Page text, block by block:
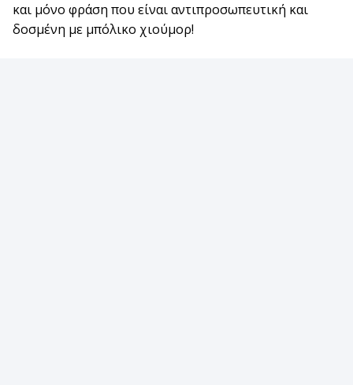
και μόνο φράση που είναι αντιπροσωπευτική και
δοσμένη με μπόλικο χιούμορ!